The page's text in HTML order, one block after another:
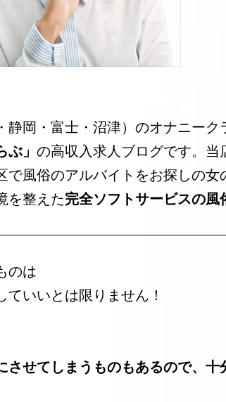
静岡・富士・沼津）のオナニーク
ぶ」 の高収入求人ブログです。当
で風俗のアルバイトをお探しの女
を整えた完全ソフトサービスの風
のは
いいとは限りません！
させてしまうものもあるので、十